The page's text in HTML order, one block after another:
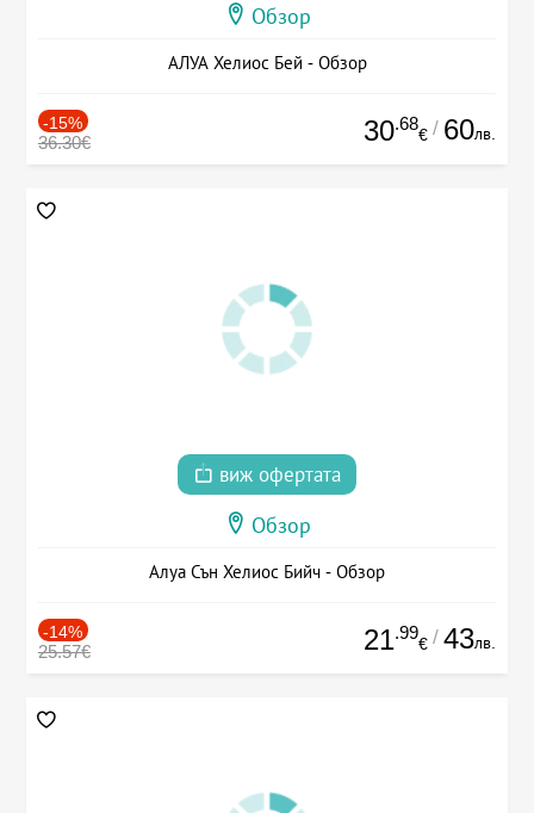
Обзор
АЛУА Хелиос Бей - Обзор
-15%
36.30€ 30.68
€ / 60лв.
виж офертата
Обзор
Алуа Сън Хелиос Бийч - Обзор
-14%
25.57€ 21.99
€ / 43лв.